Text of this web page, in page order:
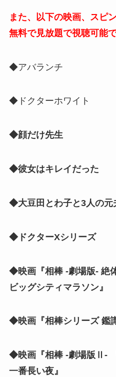
また、以下の映画、スピ
無料で見放題で視聴可能で
◆アバランチ
◆ドクターホワイト
◆顔だけ先生
◆彼女はキレイだった
◆大豆田とわ子と3人の元
◆ドクターXシリーズ
◆映画『相棒 -劇場版- 絶
ビッグシティマラソン』
◆映画『相棒シリーズ 鑑
◆映画『相棒 -劇場版Ⅱ-
一番長い夜』